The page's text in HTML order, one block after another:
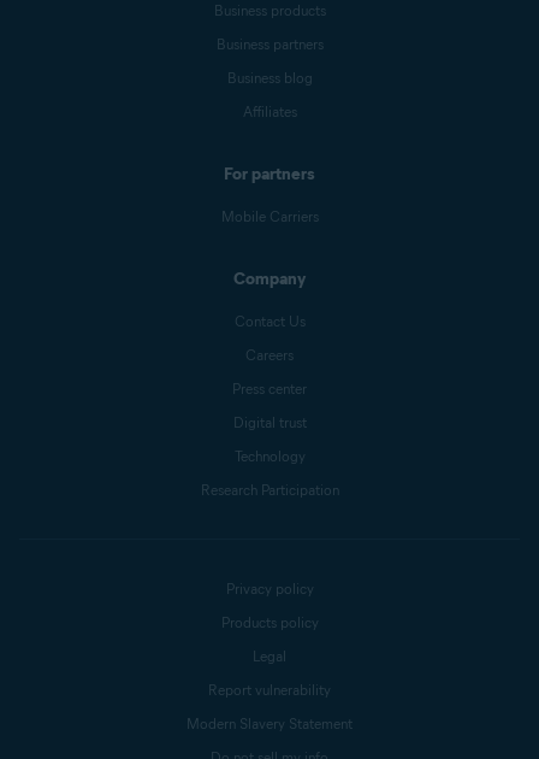
Business products
Business partners
Business blog
Affiliates
For partners
Mobile Carriers
Company
Contact Us
Careers
Press center
Digital trust
Technology
Research Participation
Privacy policy
Products policy
Legal
Report vulnerability
Modern Slavery Statement